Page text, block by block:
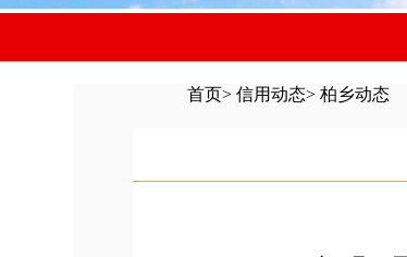
首页> 信用动态> 柏乡动态